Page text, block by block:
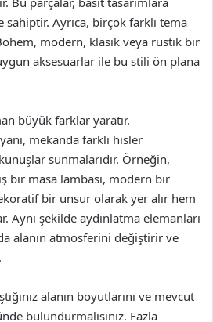
Ayrıca, birçok farklı tema
modern, klasik veya rustik bir
aksesuarlar ile bu stili ön plana
büyük farklar yaratır.
mekanda farklı hisler
sunmalarıdır. Örneğin,
bir masa lambası, modern bir
bir unsur olarak yer alır hem
Aynı şekilde aydınlatma elemanları
alanın atmosferini değiştirir ve
alanın boyutlarını ve mevcut
bulundurmalısınız. Fazla